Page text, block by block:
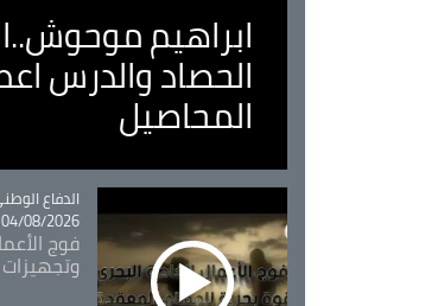
ابراهيم
الحصاد والدرس
المحاصيل
Catégorie
الدفاع
04/08/2026 - 12:10
فوج